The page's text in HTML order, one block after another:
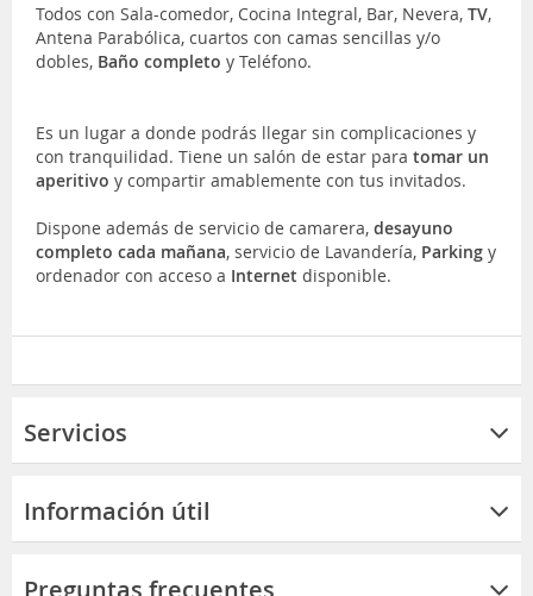
Todos con Sala-comedor, Cocina Integral, Bar, Nevera, TV,
Antena Parabólica, cuartos con camas sencillas y/o
dobles, Baño completo y Teléfono.
Es un lugar a donde podrás llegar sin complicaciones y
con tranquilidad. Tiene un salón de estar para tomar un
aperitivo y compartir amablemente con tus invitados.
Dispone además de servicio de camarera, desayuno
completo cada mañana, servicio de Lavandería, Parking y
ordenador con acceso a Internet disponible.
Servicios
Información útil
Preguntas frecuentes